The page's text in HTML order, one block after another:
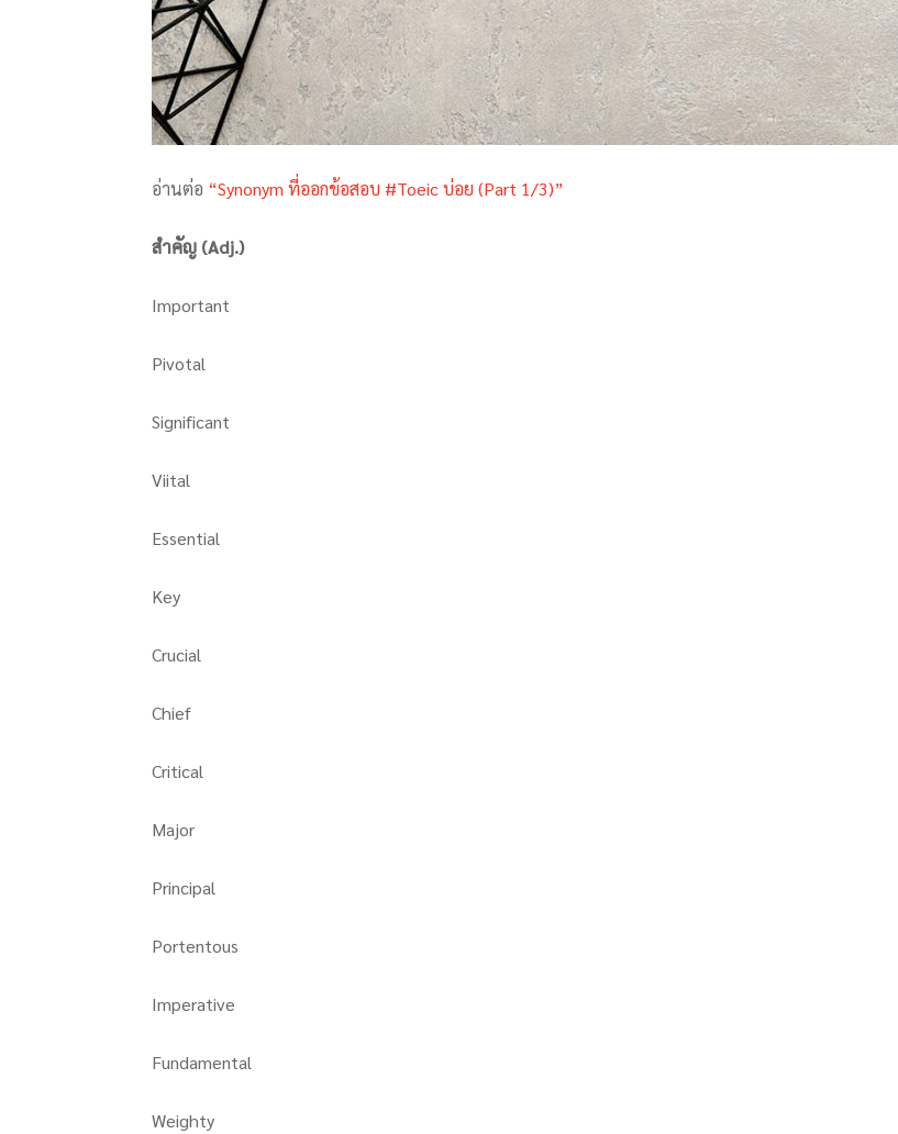
อ่านต่อ “Synonym ที่ออกข้อสอบ #Toeic บ่อย (Part 1/3)”
สำคัญ (Adj.)
Important
Pivotal
Significant
Viital
Essential
Key
Crucial
Chief
Critical
Major
Principal
Portentous
Imperative
Fundamental
Weighty